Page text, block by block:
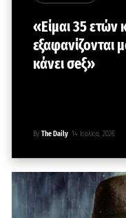
«Είμαι 35 ετών
εξαφανίζονται
κάνει σeξ»
By The Daily 14 Ιουλίου, 2026